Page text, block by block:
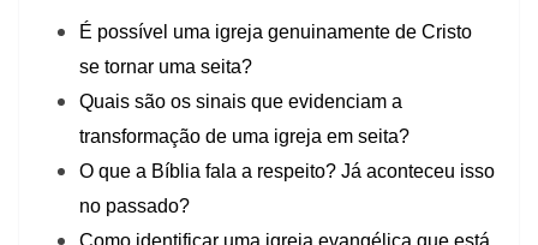
É possível uma igreja genuinamente de Cristo
se tornar uma seita?
Quais são os sinais que evidenciam a
transformação de uma igreja em seita?
O que a Bíblia fala a respeito? Já aconteceu isso
no passado?